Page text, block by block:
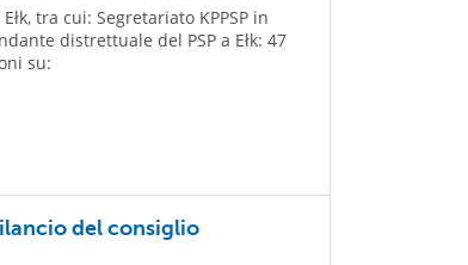
tra cui: Segretariato KPPSP in
distrettuale del PSP a Ełk: 47
su:
del consiglio